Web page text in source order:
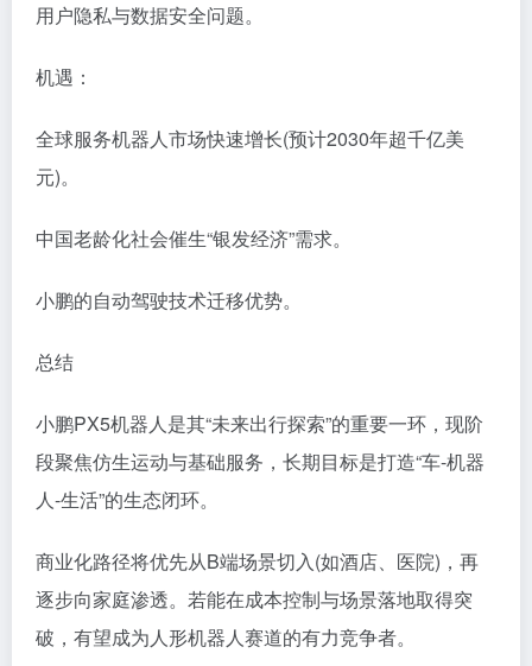
用户隐私与数据安全问题。
机遇：
全球服务机器人市场快速增长(预计2030年超千亿美
元)。
中国老龄化社会催生“银发经济”需求。
小鹏的自动驾驶技术迁移优势。
总结​
小鹏PX5机器人是其“未来出行探索”的重要一环，现阶
段聚焦仿生运动与基础服务，长期目标是打造“车-机器
人-生活”的生态闭环。
商业化路径将优先从B端场景切入(如酒店、医院)，再
逐步向家庭渗透。若能在成本控制与场景落地取得突
破，有望成为人形机器人赛道的有力竞争者。